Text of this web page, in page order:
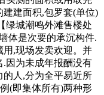
建面积,包罗套(单位)
绿城潮鸣外滩售楼处
体是次要的承沉构件.
,现场发卖欢迎。并
因为未成年报酬没有
人,分为全平易近所
(即集体所有)两种形